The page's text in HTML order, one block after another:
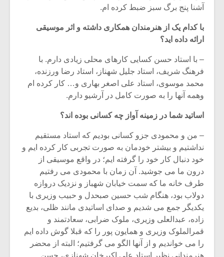
آشنا پنج برگ سبز ضبط کرده ام.
با کدام یک از هنرمندان همکاری داشته و اثر موسیقی
ارائه داده اید؟
– با استاد حسن کسایی کارهای محلی زیادی دارم. با
فرهنگ شریف، استاد جلیل شهناز، استاد رضا ورزنده،
محمد موسوی، استاد علی اصغر بهاری و… کار کرده ام
وهمه آنها را به صورت کامل در آرشیو دارم.
اساتید شما در زمینه آواز چه کسانی بوده اند؟
– من و محمودی جزو کسانی بودیم که استاد مستقیم
نداشتیم و بیشتر خودمان به صورت تجربی کار کرده ایم و
خود دنبال کار خود را گرفته ایم؛ در واقع موسیقی از
درون ما می جوشید. آن زمان با محمودی می رفتیم
طرف خانه ما که سمت خیابان شهباز و نزدیک دروازه
دولاب بود، هنگام شب حسین صبحدل و حبیب وزیری با
یکدیگر جمع می شدیم و صدای اساتیدی مانند ظلی، بدیع
زاده، عبدالعلی وزیری، ملوک ضرابی، سعادتمند و
قمرالملوک وزیری و همایون پور را که قبلا گوش داده ایم
را می خواندیم و از آنها الگو می گرفتیم؛ البته از محضر
هنرمندانی نظیر استاد علی اکبرخان شهنازی، حسن